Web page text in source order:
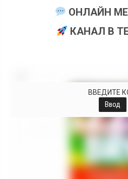
ОНЛАЙН
КАНАЛ В
ВВЕДИТЕ
Ввод